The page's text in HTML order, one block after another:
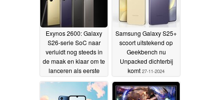
Exynos 2600: Galaxy
S26-serie SoC naar
verluidt nog steeds in
de maak en klaar om te
lanceren als eerste
2nm
smartphonechipset 28-
Samsung Galaxy S25+
scoort uitstekend op
Geekbench nu
Unpacked dichterbij
komt 27-11-2024